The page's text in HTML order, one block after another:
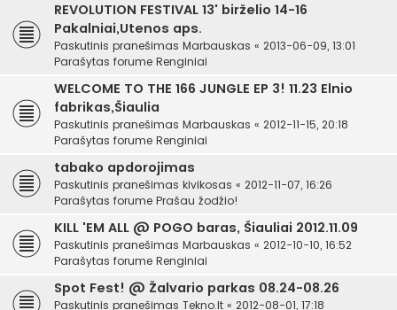
REVOLUTION FESTIVAL 13' birželio 14-16
Pakalniai,Utenos aps.
Paskutinis pranešimas Marbauskas « 2013-06-09, 13:01
Parašytas forume Renginiai
WELCOME TO THE 166 JUNGLE EP 3! 11.23 Elnio
fabrikas,Šiaulia
Paskutinis pranešimas Marbauskas « 2012-11-15, 20:18
Parašytas forume Renginiai
tabako apdorojimas
Paskutinis pranešimas kivikosas « 2012-11-07, 16:26
Parašytas forume Prašau žodžio!
KILL 'EM ALL @ POGO baras, Šiauliai 2012.11.09
Paskutinis pranešimas Marbauskas « 2012-10-10, 16:52
Parašytas forume Renginiai
Spot Fest! @ Žalvario parkas 08.24-08.26
Paskutinis pranešimas Tekno.lt « 2012-08-01, 17:18